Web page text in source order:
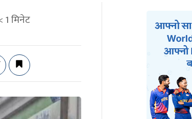
1मिनेट